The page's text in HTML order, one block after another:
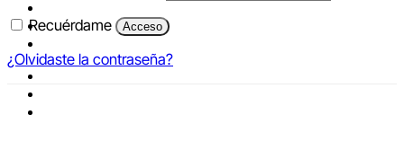
Recuérdame
Acceso
¿Olvidaste la contraseña?